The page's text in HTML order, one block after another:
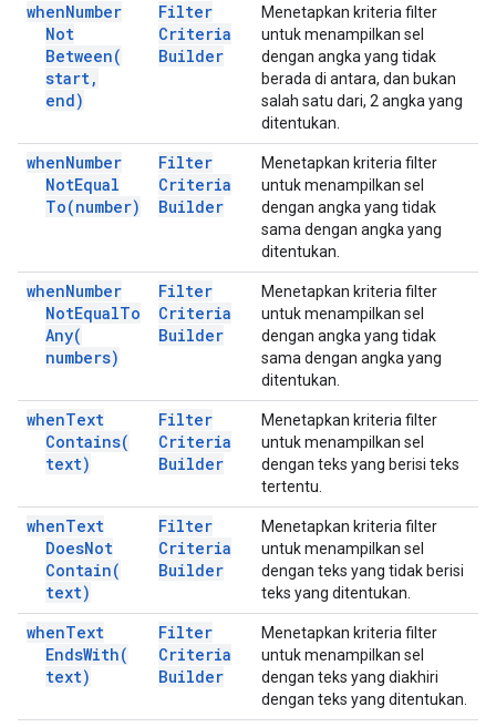
whenNumber
Not
Between(
start,
end)
Filter
Criteria
Builder
Menetapkan kriteria filter
untuk menampilkan sel
dengan angka yang tidak
berada di antara, dan bukan
salah satu dari, 2 angka yang
ditentukan.
whenNumber
NotEqual
To(number)
Filter
Criteria
Builder
Menetapkan kriteria filter
untuk menampilkan sel
dengan angka yang tidak
sama dengan angka yang
ditentukan.
whenNumber
NotEqualTo
Any(
numbers)
Filter
Criteria
Builder
Menetapkan kriteria filter
untuk menampilkan sel
dengan angka yang tidak
sama dengan angka yang
ditentukan.
whenText
Contains(
text)
Filter
Criteria
Builder
Menetapkan kriteria filter
untuk menampilkan sel
dengan teks yang berisi teks
tertentu.
whenText
DoesNot
Contain(
text)
Filter
Criteria
Builder
Menetapkan kriteria filter
untuk menampilkan sel
dengan teks yang tidak berisi
teks yang ditentukan.
whenText
EndsWith(
text)
Filter
Criteria
Builder
Menetapkan kriteria filter
untuk menampilkan sel
dengan teks yang diakhiri
dengan teks yang ditentukan.